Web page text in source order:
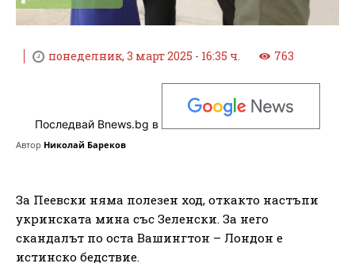
понеделник, 3 март 2025 - 16:35 ч. 763
Последвай Bnews.bg в
Автор Николай Бареков
За Пеевски няма полезен ход, откакто настъпи
укринската мина със Зеленски. За него
скандалът по оста Вашингтон – Лондон е
истинско бедствие.